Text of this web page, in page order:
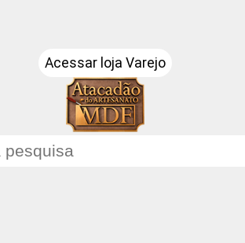
Acessar loja Varejo